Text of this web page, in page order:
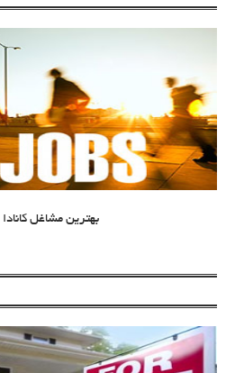
بهترین مشاغل کانادا 2020